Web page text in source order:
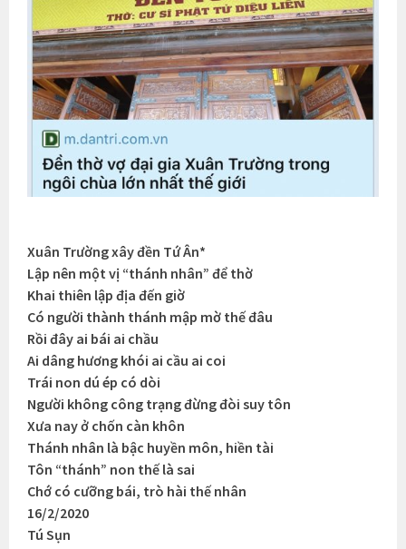
Xuân Trường xây đền Tứ Ân*
Lập nên một vị “thánh nhân” để thờ
Khai thiên lập địa đến giờ
Có người thành thánh mập mờ thế đâu
Rồi đây ai bái ai chầu
Ai dâng hương khói ai cầu ai coi
Trái non dú ép có dòi
Người không công trạng đừng đòi suy tôn
Xưa nay ở chốn càn khôn
Thánh nhân là bậc huyền môn, hiền tài
Tôn “thánh” non thế là sai
Chớ có cưỡng bái, trò hài thế nhân
16/2/2020
Tú Sụn